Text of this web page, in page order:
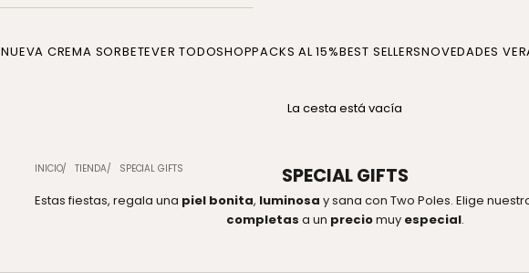
NUEVA CREMA SORBETEVER TODOSHOPPACKS AL 15%BEST SELLERSNOVEDADES
La cesta está vacía
INICIO TIENDA SPECIAL GIFTS SPECIAL GIFTS
Estas fiestas, regala una piel bonita, luminosa y sana con Two Poles. Elige
completas a un preciomuy especial.